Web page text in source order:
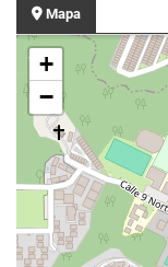
Mapa
+
−